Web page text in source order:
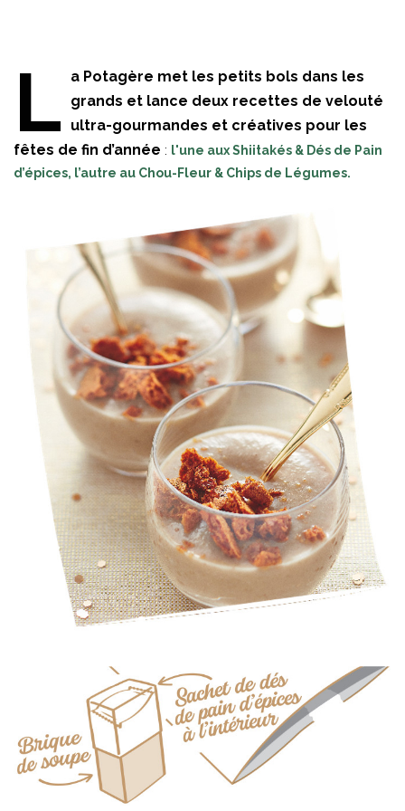
L
a Potagère met les petits bols dans les
grands et lance deux recettes de velouté
ultra-gourmandes et créatives pour les
fêtes de fin d’année : l'une aux Shiitakés & Dés de Pain
d’épices, l’autre au Chou-Fleur & Chips de Légumes.